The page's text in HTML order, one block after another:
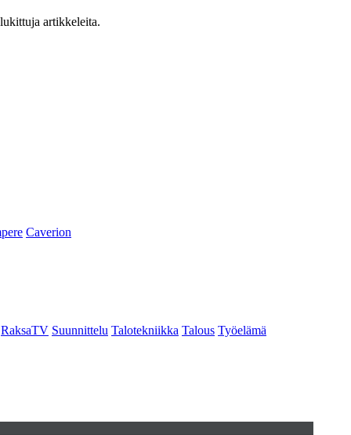
artikkeleita.
Caverion
RaksaTV Suunnittelu Talotekniikka Talous Työelämä